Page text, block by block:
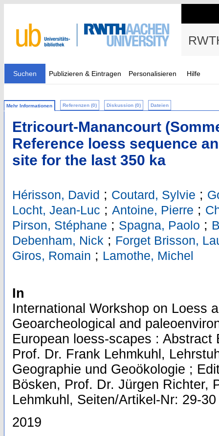
Suchen Publizieren & Eintragen Personalisieren Hilfe
Mehr Informationen Referenzen (0) Diskussion (0) Dateien
Etricourt-Manancourt
Reference loess sequence
site for the last 350 ka
Hérisson, David ; Coutard, Sylvie ;
Locht, Jean-Luc ; Antoine, Pierre ;
Pirson, Stéphane ; Spagna, Paolo ;
Debenham, Nick ; Forget Brisson,
Giros, Romain ; Lamothe, Michel
In
International Workshop on Loess
Geoarcheological and
European loess-scapes : Abstract
Prof. Dr. Frank Lehmkuhl,
Geographie und Geoökologie ;
Bösken, Prof. Dr. Jürgen Richter,
Lehmkuhl, Seiten/Artikel-Nr: 29-30
2019